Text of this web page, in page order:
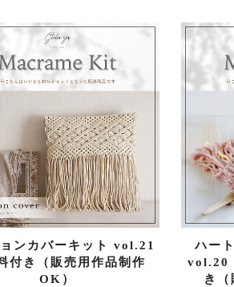
ンカバーキット vol.21
付き（販売用作品制作
OK）
ハー
vol.20
き（